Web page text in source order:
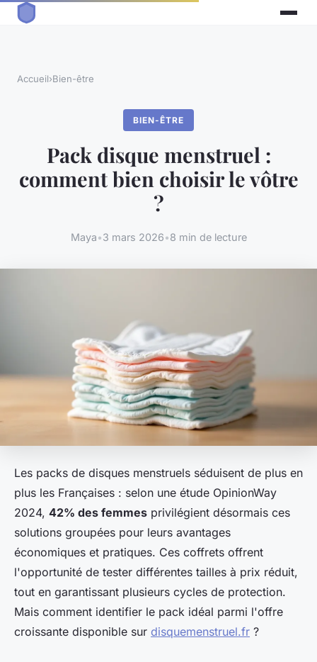
Accueil›Bien-être
BIEN-ÊTRE
Pack disque menstruel :
comment bien choisir le vôtre
?
Maya•3 mars 2026•8 min de lecture
Les packs de disques menstruels séduisent de plus en
plus les Françaises : selon une étude OpinionWay
2024, 42% des femmes privilégient désormais ces
solutions groupées pour leurs avantages
économiques et pratiques. Ces coffrets offrent
l'opportunité de tester différentes tailles à prix réduit,
tout en garantissant plusieurs cycles de protection.
Mais comment identifier le pack idéal parmi l'offre
croissante disponible sur disquemenstruel.fr ?